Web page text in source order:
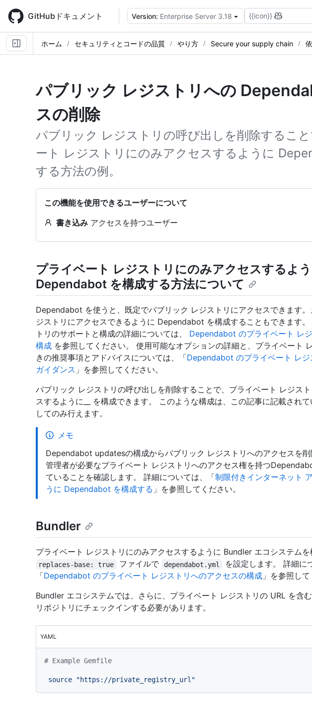
main
content
GitHubドキュメント Version: Enterprise Server 3.18 {{icon}}
ホーム セキュリティとコードの品質 やり方 Secure your supply chain
パブリック レジストリへの
スの削除
パブリック レジストリの呼び出しを削除するこ
ート レジストリにのみアクセスするように
する方法の例。
この機能を使用できるユーザーについて
書き込み アクセスを持つユーザー
プライベート レジストリにのみアクセスするよ
Dependabot を構成する方法について
Dependabot を使うと、既定でパブリック レジストリにアクセスできます
ジストリにアクセスできるように Dependabot を構成することもできます
トリのサポートと構成の詳細については、 Dependabot のプライベート レ
構成 を参照してください。 使用可能なオプションの詳細と、プライベート
きの推奨事項とアドバイスについては、「Dependabot のプライベート レジ
ガイダンス 」を参照してください。
パブリック レジストリの呼び出しを削除することで、プライベート レジス
スするように__ を構成できます。 このような構成は、この記事に記載され
してのみ行えます。
メモ
Dependabot updatesの構成からパブリック レジストリへのアクセスを削
管理者が必要なプライベート レジストリへのアクセス権を持つ
ていることを確認します。 詳細については、「制限付きインターネット
うに Dependabot を構成する 」を参照してください。
Bundler
プライベート レジストリにのみアクセスするように Bundler エコシステムを
replaces-base: true ファイルで dependabot.yml
を設定します。 詳細に
「Dependabot のプライベート レジストリへのアクセスの構成 」を参照して
Bundler エコシステムでは、さらに、プライベート レジストリの URL を含む
リポジトリにチェックインする必要があります。
YAML
# Example Gemfile
source "https://private_registry_url"